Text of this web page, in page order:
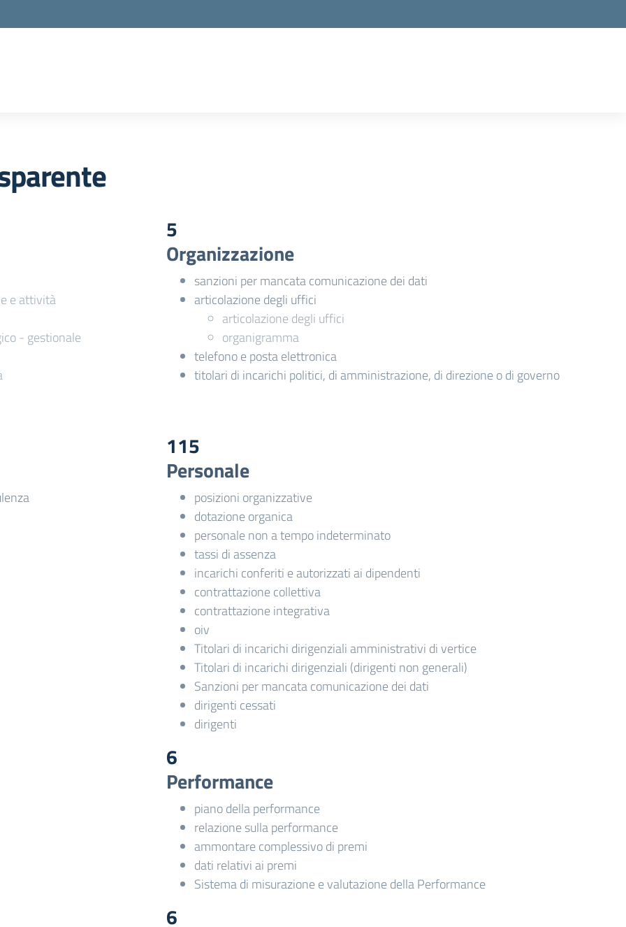
e attività
- gestionale
5
Organizzazione
sanzioni per mancata comunicazione dei dati
articolazione degli uffici
articolazione degli uffici
organigramma
telefono e posta elettronica
titolari di incarichi politici, di amministrazione, di direzione o di governo
115
Personale
posizioni organizzative
dotazione organica
personale non a tempo indeterminato
tassi di assenza
incarichi conferiti e autorizzati ai dipendenti
contrattazione collettiva
contrattazione integrativa
oiv
Titolari di incarichi dirigenziali amministrativi di vertice
Titolari di incarichi dirigenziali (dirigenti non generali)
Sanzioni per mancata comunicazione dei dati
dirigenti cessati
dirigenti
6
Performance
piano della performance
relazione sulla performance
ammontare complessivo di premi
dati relativi ai premi
Sistema di misurazione e valutazione della Performance
6